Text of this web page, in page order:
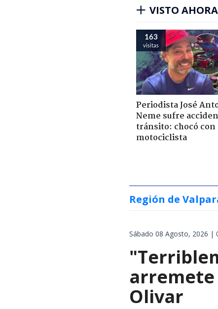
VISTO AHORA
163
visitas
Periodista José
Neme sufre
tránsito: chocó con
motociclista
Región de
Sábado 08 Agosto, 2026 |
arremete
Olivar